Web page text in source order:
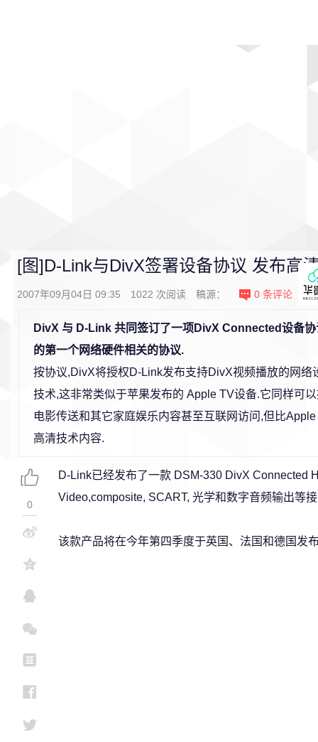
[图]D-Link与DivX签署设备协议 发布高
2007年09月04日 09:35 1022 次阅读 稿源： 0 条评论
DivX 与 D-Link 共同签订了一项DivX Connected设备
的第一个网络硬件相关的协议.
按协议,DivX将授权D-Link发布支持DivX视频播放的网络
技术,这非常类似于苹果发布的 Apple TV设备.它同样可
电影传送和其它家庭娱乐内容甚至互联网访问,但比
高清技术内容.
D-Link已经发布了一款 DSM-330 DivX Connected
Video,composite, SCART, 光学和数字音频输出等
该款产品将在今年第四季度于英国、法国和德国发
0